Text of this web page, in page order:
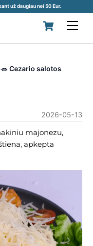
už daugiau nei 50 Eur.
Cart
🥗 Cezario salotos
2026-05-13
majonezu,
apkepta